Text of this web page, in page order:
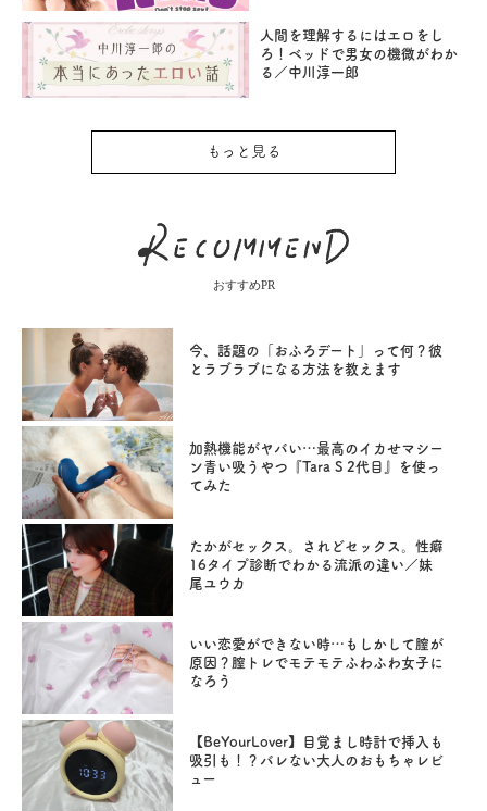
人間を理解するにはエロをし
ろ！ベッドで男女の機微がわか
る／中川淳一郎
もっと見る
おすすめPR
今、話題の「おふろデート」って何？彼
とラブラブになる方法を教えます
加熱機能がヤバい…最高のイカせマシー
ン青い吸うやつ『Tara S 2代目』を使っ
てみた
たかがセックス。されどセックス。性癖
16タイプ診断でわかる流派の違い／妹
尾ユウカ
いい恋愛ができない時…もしかして膣が
原因？膣トレでモテモテふわふわ女子に
なろう
【BeYourLover】目覚まし時計で挿入も
吸引も！？バレない大人のおもちゃレビ
ュー